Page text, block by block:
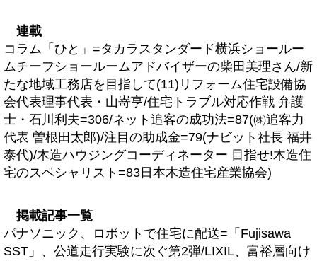
連載
コラム「ひと」=タカラスタンダード横浜ショールー
ムチーフショールームアドバイザーの柴田美理さん/新
たな地域工務店を目指して(11)リフォーム住宅設備協
会代表理事代表・山嵜亨/住宅トラブル対応作戦 弁護
士・石川利夫=306/ネット追客の成功法=87(㈱追客力
代表 曽根田太郎)/注目の助成金=79(ナビット社長 福井
泰代)/木造ハウジングコーディネーター 目指せ!木造住
宅のスペシャリスト=83日本木造住宅産業協会)
掲載記事一覧
パナソニック、ロボットで住宅に配送=「Fujisawa
SST」、公道走行実験に次ぐ第2弾/LIXIL、富裕層向け